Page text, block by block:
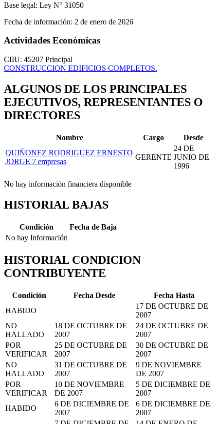
Base legal: Ley N° 31050
Fecha de información: 2 de enero de 2026
Actividades Económicas
CIIU: 45207 Principal
CONSTRUCCION EDIFICIOS COMPLETOS.
ALGUNOS DE LOS PRINCIPALES
EJECUTIVOS, REPRESENTANTES O
DIRECTORES
Nombre Cargo
Desde
QUIÑONEZ RODRIGUEZ ERNESTO
JORGE 7 empresas
GERENTE
24 DE
JUNIO DE
1996
No hay información financiera disponible
HISTORIAL BAJAS
Condición
Fecha de Baja
No hay Información
HISTORIAL CONDICION
CONTRIBUYENTE
Condición Fecha Desde
Fecha Hasta
HABIDO
17 DE OCTUBRE DE
2007
NO
HALLADO
18 DE OCTUBRE DE
2007
24 DE OCTUBRE DE
2007
POR
VERIFICAR
25 DE OCTUBRE DE
2007
30 DE OCTUBRE DE
2007
NO
HALLADO
31 DE OCTUBRE DE
2007
9 DE NOVIEMBRE
DE 2007
POR
VERIFICAR
10 DE NOVIEMBRE
DE 2007
5 DE DICIEMBRE DE
2007
HABIDO
6 DE DICIEMBRE DE
2007
6 DE DICIEMBRE DE
2007